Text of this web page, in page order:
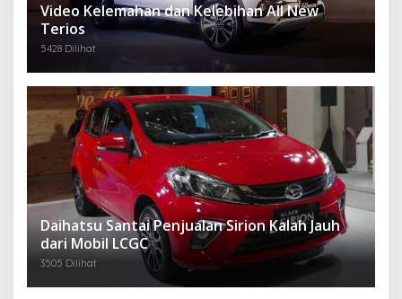
Video Kelemahan dan Kelebihan All New
Terios
5428 Dilihat
Daihatsu Santai Penjualan Sirion Kalah Jauh
dari Mobil LCGC
3505 Dilihat